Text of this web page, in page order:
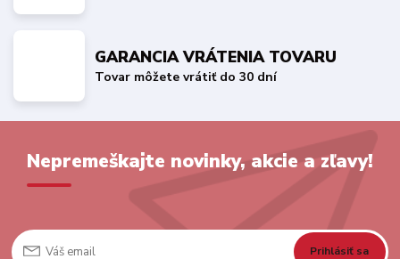
GARANCIA VRÁTENIA TOVARU
Tovar môžete vrátiť do 30 dní
Nepremeškajte novinky, akcie a zľavy!
Prihlásiť sa